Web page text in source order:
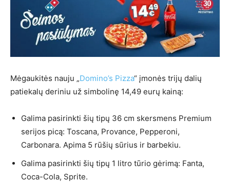
Mėgaukitės nauju „Domino’s Pizza“ įmonės trijų dalių
patiekalų deriniu už simbolinę 14,49 eurų kainą:
Galima pasirinkti šių tipų 36 cm skersmens Premium
serijos picą: Toscana, Provance, Pepperoni,
Carbonara. Apima 5 rūšių sūrius ir barbekiu.
Galima pasirinkti šių tipų 1 litro tūrio gėrimą: Fanta,
Coca-Cola, Sprite.